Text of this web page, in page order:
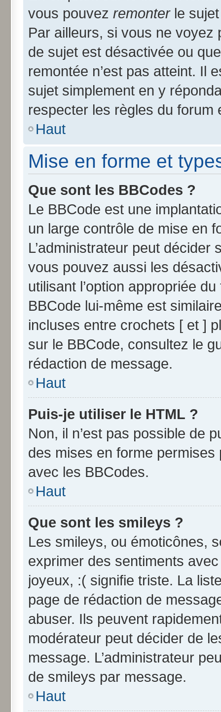
vous pouvez remonterle sujet
Par ailleurs, si vous ne voyez
de sujet est désactivée ou
remontée n’est pas atteint. Il
sujet simplement en y
respecter les règles du forum
Haut
Mise en forme et
Que sont les BBCodes ?
Le BBCode est une
un large contrôle de mise en
L’administrateur peut
vous pouvez aussi les
utilisant l’option appropriée
BBCode lui-même est
incluses entre crochets [ et ]
sur le BBCode, consultez le
rédaction de message.
Haut
Puis-je utiliser le HTML ?
Non, il n’est pas possible de
des mises en forme
avec les BBCodes.
Haut
Que sont les smileys ?
Les smileys, ou émoticônes,
exprimer des sentiments
joyeux, :( signifie triste. La
page de rédaction de
abuser. Ils peuvent
modérateur peut décider de
message. L’administrateur
de smileys par message.
Haut